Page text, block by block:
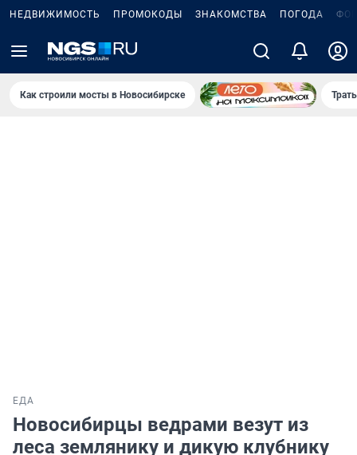
НЕДВИЖИМОСТЬ ПРОМОКОДЫ ЗНАКОМСТВА ПОГОДА
Как строили мосты в Новосибирске
ЕДА
Новосибирцы ведрами везут из
леса землянику и дикую клубнику